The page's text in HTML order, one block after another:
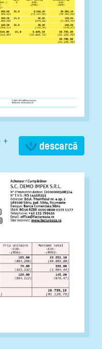
+
descarcă